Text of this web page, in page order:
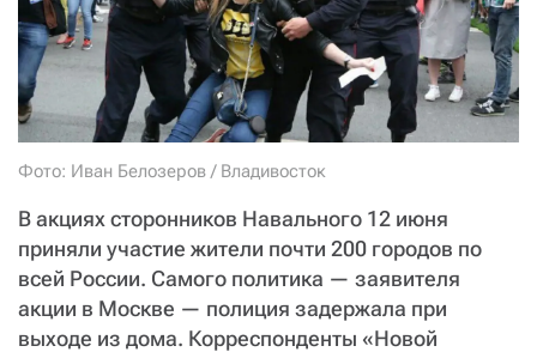
Фото: Иван Белозеров / Владивосток
В акциях сторонников Навального 12 июня
приняли участие жители почти 200 городов по
всей России. Самого политика — заявителя
акции в Москве — полиция задержала при
выходе из дома. Корреспонденты «Новой